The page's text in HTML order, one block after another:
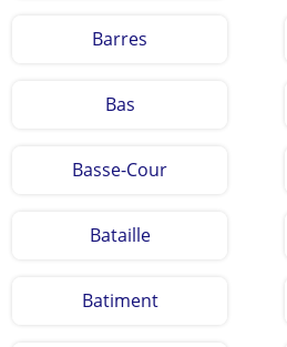
Barres
Bas
Basse-Cour
Bataille
Batiment